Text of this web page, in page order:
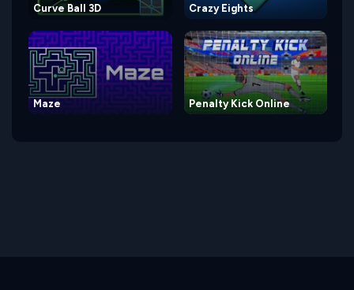
Curve Ball 3D Crazy Eights
Maze Penalty Kick Online